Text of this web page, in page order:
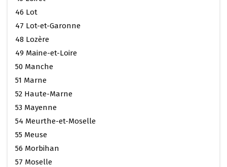
46 Lot
47 Lot-et-Garonne
48 Lozère
49 Maine-et-Loire
50 Manche
51 Marne
52 Haute-Marne
53 Mayenne
54 Meurthe-et-Moselle
55 Meuse
56 Morbihan
57 Moselle